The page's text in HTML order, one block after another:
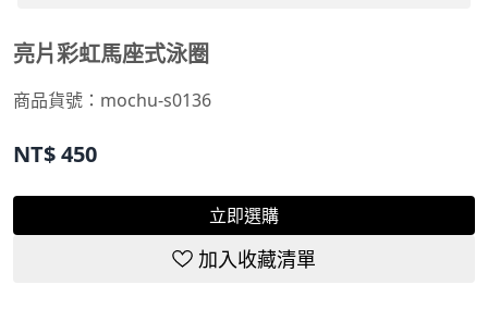
亮片彩虹馬座式泳圈
商品貨號：mochu-s0136
NT$450
立即選購
加入收藏清單